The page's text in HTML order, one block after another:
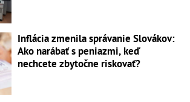
Inflácia zmenila správanie Slovákov:
Ako narábať s peniazmi, keď
nechcete zbytočne riskovať?